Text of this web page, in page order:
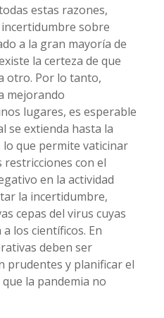
estas razones,
sobre
a la gran mayoría de
la certeza de que
otro. Por lo tanto,
mejorando
lugares, es esperable
se extienda hasta la
lo que permite vaticinar
restricciones con el
en la actividad
la incertidumbre,
cepas del virus cuyas
los científicos. En
deben ser
prudentes y planificar el
la pandemia no